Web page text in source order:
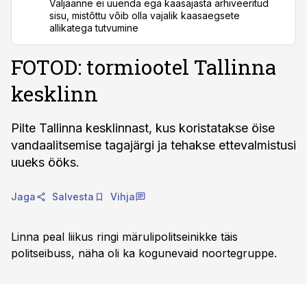
Väljaanne ei uuenda ega kaasajasta arhiveeritud
sisu, mistõttu võib olla vajalik kaasaegsete
allikatega tutvumine
FOTOD: tormiootel Tallinna
kesklinn
Pilte Tallinna kesklinnast, kus koristatakse öise
vandaalitsemise tagajärgi ja tehakse ettevalmistusi
uueks ööks.
Jaga Salvesta Vihja
Linna peal liikus ringi märulipolitseinikke täis
politseibuss, näha oli ka kogunevaid noortegruppe.